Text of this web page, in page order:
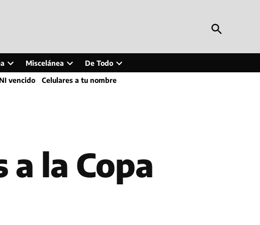
Open
Search
Open
dropdown
Miscelánea
Open
dropdown
De Todo
Open
vencido Celulares a tu nombre
la Copa